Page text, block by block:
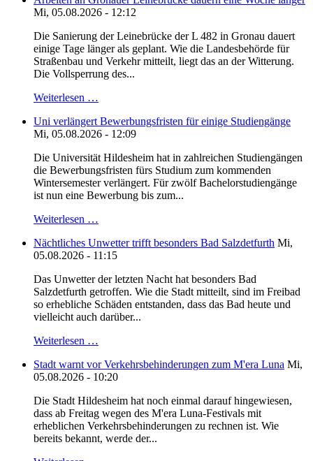
Mi, 05.08.2026 - 12:12
Die Sanierung der Leinebrücke der L 482 in Gronau dauert
einige Tage länger als geplant. Wie die Landesbehörde für
Straßenbau und Verkehr mitteilt, liegt das an der Witterung.
Die Vollsperrung des...
Weiterlesen …
Uni verlängert Bewerbungsfristen für einige Studiengänge
Mi, 05.08.2026 - 12:09
Die Universität Hildesheim hat in zahlreichen Studiengängen
die Bewerbungsfristen fürs Studium zum kommenden
Wintersemester verlängert. Für zwölf Bachelorstudiengänge
ist nun eine Bewerbung bis zum...
Weiterlesen …
Nächtliches Unwetter trifft besonders Bad Salzdetfurth Mi,
05.08.2026 - 11:15
Das Unwetter der letzten Nacht hat besonders Bad
Salzdetfurth getroffen. Wie die Stadt mitteilt, sind im Freibad
so erhebliche Schäden entstanden, dass das Bad heute und
vielleicht auch darüber...
Weiterlesen …
Stadt warnt vor Verkehrsbehinderungen zum M'era Luna Mi,
05.08.2026 - 10:20
Die Stadt Hildesheim hat noch einmal darauf hingewiesen,
dass ab Freitag wegen des M'era Luna-Festivals mit
erheblichen Verkehrsbehinderungen zu rechnen ist. Wie
bereits bekannt, werde der...